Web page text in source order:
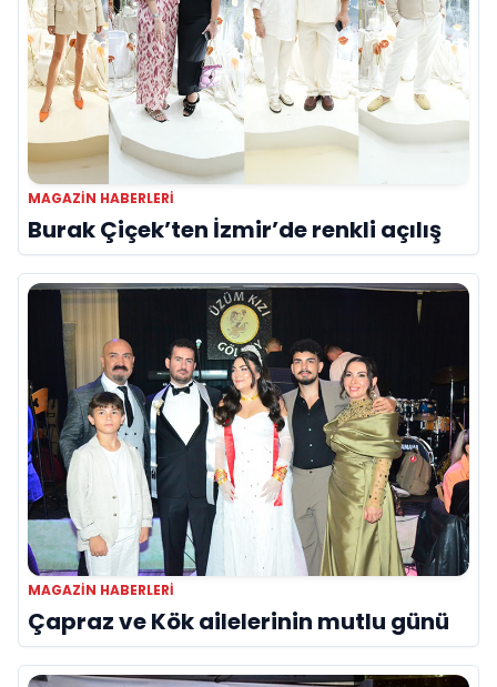
MAGAZIN HABERLERI
Burak Çiçek’ten İzmir’de renkli açılış
MAGAZIN HABERLERI
Çapraz ve Kök ailelerinin mutlu günü